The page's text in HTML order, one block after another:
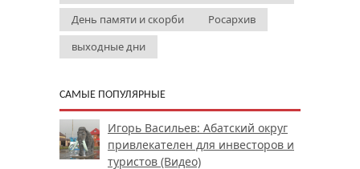
День памяти и скорби
Росархив
выходные дни
САМЫЕ ПОПУЛЯРНЫЕ
Игорь Васильев: Абатский округ
привлекателен для инвесторов и
туристов (Видео)